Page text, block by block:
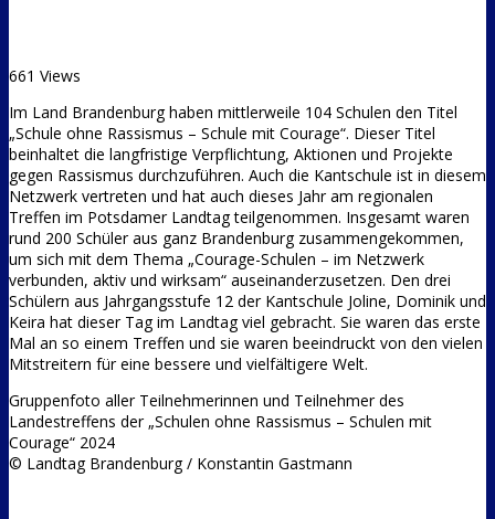
661 Views
Im Land Brandenburg haben mittlerweile 104 Schulen den Titel
„Schule ohne Rassismus – Schule mit Courage“. Dieser Titel
beinhaltet die langfristige Verpflichtung, Aktionen und Projekte
gegen Rassismus durchzuführen. Auch die Kantschule ist in diesem
Netzwerk vertreten und hat auch dieses Jahr am regionalen
Treffen im Potsdamer Landtag teilgenommen. Insgesamt waren
rund 200 Schüler aus ganz Brandenburg zusammengekommen,
um sich mit dem Thema „Courage-Schulen – im Netzwerk
verbunden, aktiv und wirksam“ auseinanderzusetzen. Den drei
Schülern aus Jahrgangsstufe 12 der Kantschule Joline, Dominik und
Keira hat dieser Tag im Landtag viel gebracht. Sie waren das erste
Mal an so einem Treffen und sie waren beeindruckt von den vielen
Mitstreitern für eine bessere und vielfältigere Welt.
Gruppenfoto aller Teilnehmerinnen und Teilnehmer des
Landestreffens der „Schulen ohne Rassismus – Schulen mit
Courage“ 2024
© Landtag Brandenburg / Konstantin Gastmann